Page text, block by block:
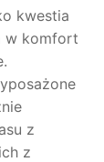
kwestia
w komfort
z
z